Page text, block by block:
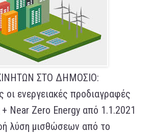
ΣΤΟ ΔΗΜΟΣΙΟ:
οι ενεργειακές προδιαγραφές
+ Near Zero Energy από 1.1.2021
λύση μισθώσεων από το